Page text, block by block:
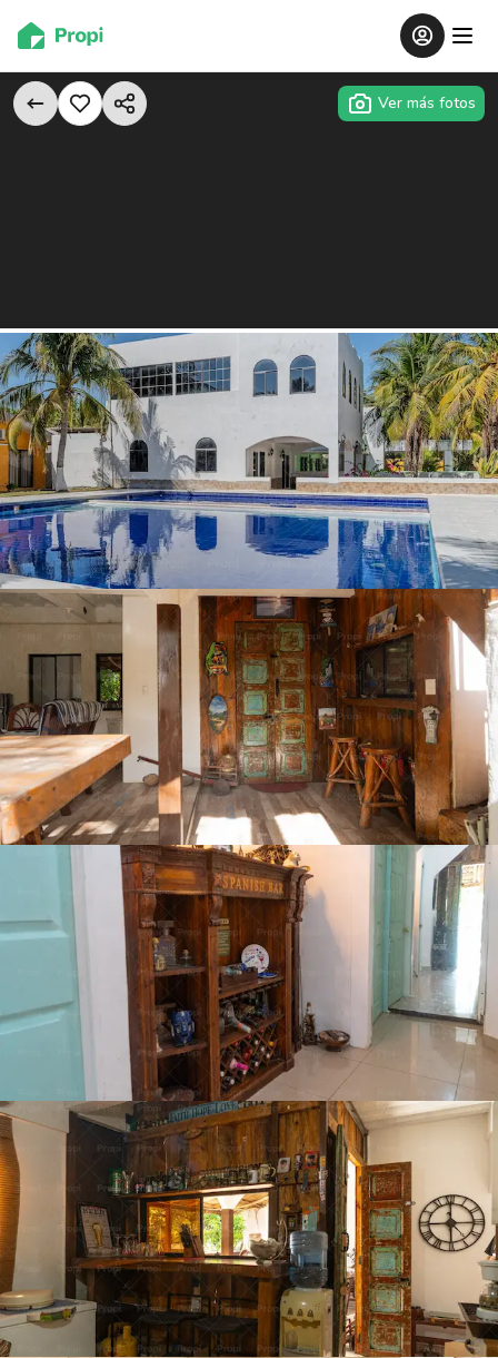
Ver más fotos